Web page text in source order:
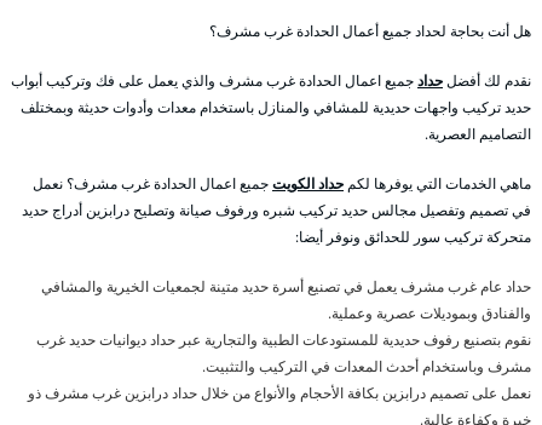
هل أنت بحاجة لحداد جميع أعمال الحدادة غرب مشرف؟
نقدم لك أفضلحدادجميع اعمال الحدادة غرب مشرف والذي يعمل على فك وتركيب أبواب
حديد تركيب واجهات حديدية للمشافي والمنازل باستخدام معدات وأدوات حديثة وبمختلف
التصاميم العصرية.
ماهي الخدمات التي يوفرها لكم حداد الكويتجميع اعمال الحدادة غرب مشرف؟ نعمل
في تصميم وتفصيل مجالس حديد تركيب شبره ورفوف صيانة وتصليح درابزين أدراج حديد
متحركة تركيب سور للحدائق ونوفر أيضا:
حداد عام غرب مشرف يعمل في تصنيع أسرة حديد متينة لجمعيات الخيرية والمشافي
والفنادق وبموديلات عصرية وعملية.
نقوم بتصنيع رفوف حديدية للمستودعات الطبية والتجارية عبر حداد ديوانيات حديد غرب
مشرف وباستخدام أحدث المعدات في التركيب والتثبيت.
نعمل على تصميم درابزين بكافة الأحجام والأنواع من خلال حداد درابزين غرب مشرف ذو
خبرة وكفاءة عالية.